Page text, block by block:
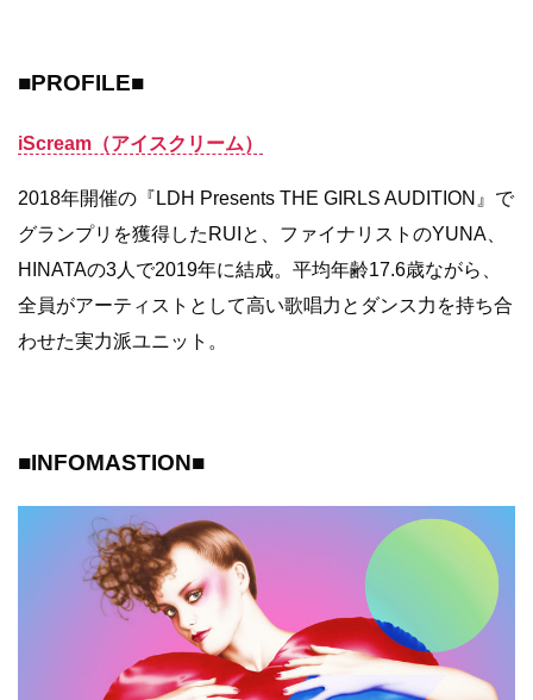
■PROFILE■
iScream（アイスクリーム）
2018年開催の『LDH Presents THE GIRLS AUDITION』で
グランプリを獲得したRUIと、ファイナリストのYUNA、
HINATAの3人で2019年に結成。平均年齢17.6歳ながら、
全員がアーティストとして高い歌唱力とダンス力を持ち合
わせた実力派ユニット。
■INFOMASTION■